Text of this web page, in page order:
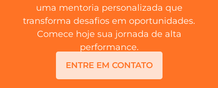
uma mentoria personalizada que
transforma desafios em oportunidades.
Comece hoje sua jornada de alta
performance.
ENTRE EM CONTATO